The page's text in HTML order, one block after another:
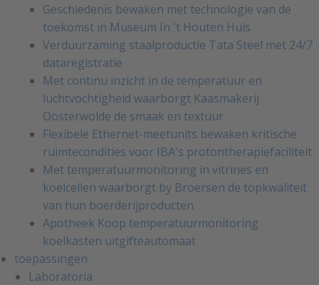
Geschiedenis bewaken met technologie van de
toekomst in Museum In 't Houten Huis
Verduurzaming staalproductie Tata Steel met 24/7
dataregistratie
Met continu inzicht in de temperatuur en
luchtvochtigheid waarborgt Kaasmakerij
Oosterwolde de smaak en textuur
Flexibele Ethernet-meetunits bewaken kritische
ruimtecondities voor IBA's protontherapiefaciliteit
Met temperatuurmonitoring in vitrines en
koelcellen waarborgt by Broersen de topkwaliteit
van hun boerderijproducten
Apotheek Koop temperatuurmonitoring
koelkasten uitgifteautomaat
toepassingen
Laboratoria